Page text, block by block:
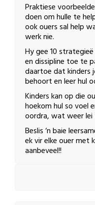
Praktiese
doen om hulle te
ook ouers sal help
werk nie.
Hy gee 10
en dissipline toe te
daartoe dat kinders
behoort en leer hul
Kinders kan op die
hoekom hul so voel
oordra, wat weer
Beslis ‘n baie
ek vir elke ouer met
aanbeveel!!